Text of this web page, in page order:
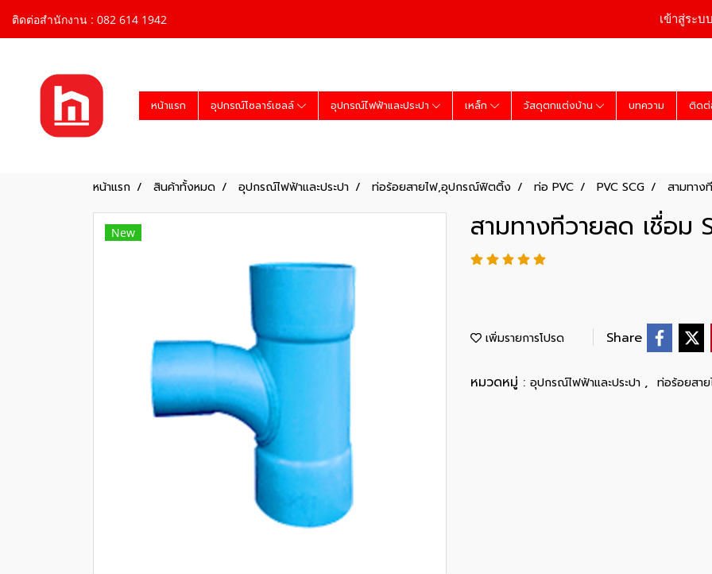
ติดต่อสำนักงาน : 082 614 1942 เข้าสู่ระบ
หน้าแรก อุปกรณ์โซลาร์เซลล์ อุปกรณ์ไฟฟ้าและประปา เหล็ก วัสดุตกแต่งบ้าน บทความ ติด
หน้าแรก สินค้าทั้งหมด อุปกรณ์ไฟฟ้าและประปา ท่อร้อยสายไฟ,อุปกรณ์ฟิตติ้ง ท่อ PVC PVC SCG สามทาง
New สามทางทีวายลด เชื่อม
เพิ่มรายการโปรด Share
หมวดหมู่ : อุปกรณ์ไฟฟ้าและประปา , ท่อร้อยส